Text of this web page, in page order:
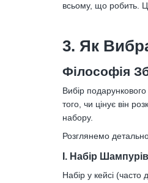
всьому, що робить.
3. Як
Філософія
Вибір
того, чи цінує він
набору.
Розглянемо
I. Набір
Набір у кейсі